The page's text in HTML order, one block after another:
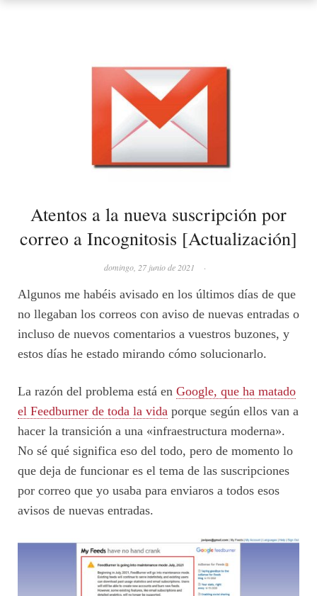
Atentos a la nueva suscripción por
correo a Incognitosis [Actualización]
domingo, 27 junio de 2021 ·
Algunos me habéis avisado en los últimos días de que
no llegaban los correos con aviso de nuevas entradas o
incluso de nuevos comentarios a vuestros buzones, y
estos días he estado mirando cómo solucionarlo.
La razón del problema está en Google, que ha matado
el Feedburner de toda la vida porque según ellos van a
hacer la transición a una «infraestructura moderna».
No sé qué significa eso del todo, pero de momento lo
que deja de funcionar es el tema de las suscripciones
por correo que yo usaba para enviaros a todos esos
avisos de nuevas entradas.